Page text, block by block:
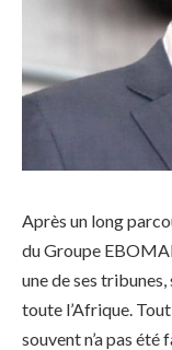
Après un long
du Groupe
une de ses tribunes,
toute l’Afrique.
souvent n’a pas